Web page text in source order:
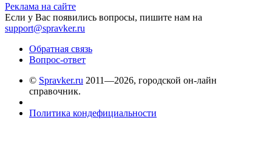
Реклама на сайте
Если у Вас появились вопросы, пишите нам на
support@spravker.ru
Обратная связь
Вопрос-ответ
© Spravker.ru 2011—2026, городской он-лайн
справочник.
Политика кондефициальности